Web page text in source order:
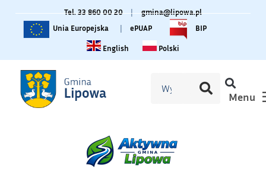
Tel. 33 860 00 20 |
gmina@lipowa.pl
Unia Europejska
| ePUAP
BIP
Change language to English
English Zmiana języka na polski
Polski
Menu